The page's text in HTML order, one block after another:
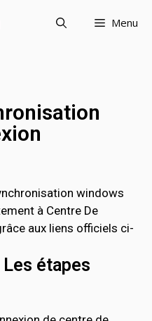
Menu
windows
à Centre De
aux liens officiels ci-
étapes